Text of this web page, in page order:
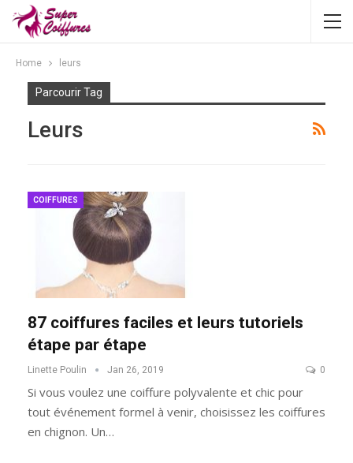
Home leurs
Parcourir Tag
Leurs
COIFFURES
87 coiffures faciles et leurs tutoriels
étape par étape
Linette Poulin Jan 26, 2019 0
Si vous voulez une coiffure polyvalente et chic pour
tout événement formel à venir, choisissez les coiffures
en chignon. Un…